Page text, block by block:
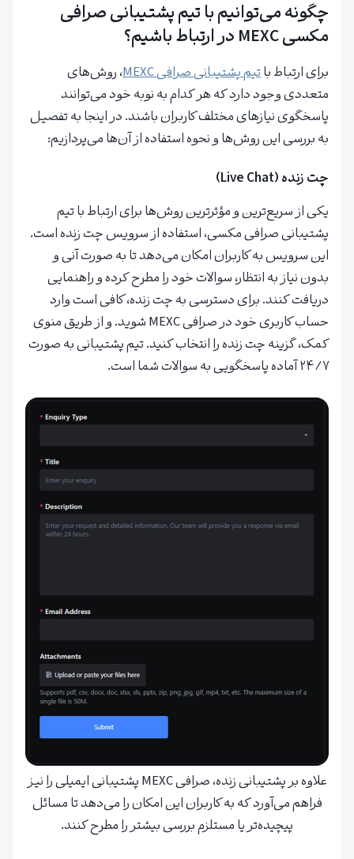
چگونه می‌توانیم با تیم پشتیبانی صرافی
مکسی MEXC در ارتباط باشیم؟
برای ارتباط باتیم پشتیبانی صرافی MEXC
، روش‌های
متعددی وجود دارد که هر کدام به نوبه خود می‌توانند
پاسخگوی نیازهای مختلف کاربران باشند. در اینجا به تفصیل
به بررسی این روش‌ها و نحوه استفاده از آن‌ها می‌پردازیم:
چت زنده (Live Chat)
یکی از سریع‌ترین و مؤثرترین روش‌ها برای ارتباط با تیم
پشتیبانی صرافی مکسی، استفاده از سرویس چت زنده است.
این سرویس به کاربران امکان می‌دهد تا به صورت آنی و
بدون نیاز به انتظار، سوالات خود را مطرح کرده و راهنمایی
دریافت کنند. برای دسترسی به چت زنده، کافی است وارد
حساب کاربری خود در صرافی MEXC شوید. و از طریق منوی
کمک، گزینه چت زنده را انتخاب کنید. تیم پشتیبانی به صورت
۲۴/۷ آماده پاسخگویی به سوالات شما است.
علاوه بر پشتیبانی زنده، صرافی MEXC پشتیبانی ایمیلی را نیز
فراهم می‌آورد که به کاربران این امکان را می‌دهد تا مسائل
پیچیده‌تر یا مستلزم بررسی بیشتر را مطرح کنند.